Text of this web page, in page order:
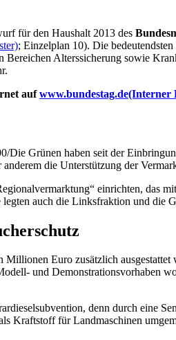
für den Haushalt 2013 des
; Einzelplan 10). Die bedeutendsten
Bereichen Alterssicherung sowie
aufwww.bundestag.de(Interner
Grünen haben seit der
die Unterstützung der
einrichten, das
auch die Linksfraktion und die
Euro zusätzlich
und Demonstrationsvorhaben
denn durch eine
Kraftstoff für Landmaschinen